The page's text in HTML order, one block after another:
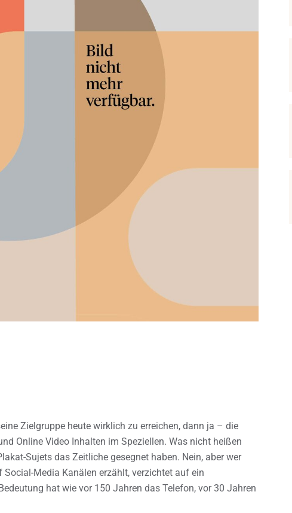
Zielgruppe heute wirklich zu erreichen, dann ja – die
Online Video Inhalten im Speziellen. Was nicht heißen
Sujets das Zeitliche gesegnet haben. Nein, aber wer
Media Kanälen erzählt, verzichtet auf ein
hat wie vor 150 Jahren das Telefon, vor 30 Jahren